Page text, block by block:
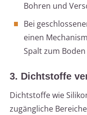
Bohren und
Bei
einen
Spalt zum
3. Dichtstoffe
Dichtstoffe wie
zugängliche